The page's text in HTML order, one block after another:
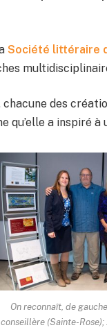
Société littéraire
des
qu’elle a inspiré
On reconnaît, de
conseillère (Sainte-Rose);